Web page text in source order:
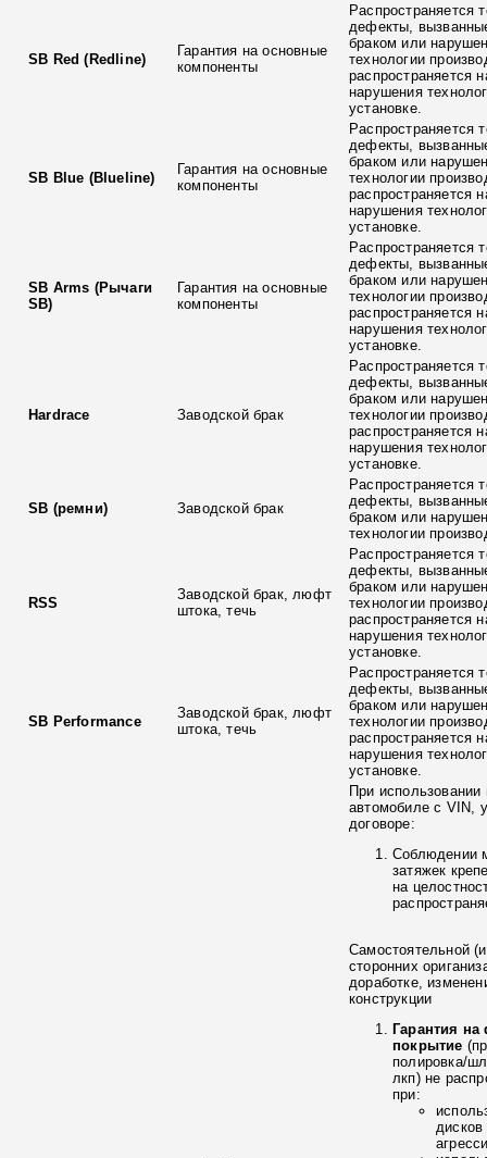
SB Red (Redline)
Гарантия на основные
компоненты
Распространяется
дефекты,
браком или
технологии
распространяется
нарушения
установке.
SB Blue (Blueline)
Гарантия на основные
компоненты
Распространяется
дефекты,
браком или
технологии
распространяется
нарушения
установке.
SB Arms (Рычаги
SB)
Гарантия на основные
компоненты
Распространяется
дефекты,
браком или
технологии
распространяется
нарушения
установке.
Hardrace Заводской брак
Распространяется
дефекты,
браком или
технологии
распространяется
нарушения
установке.
SB (ремни) Заводской брак
Распространяется
дефекты,
браком или
технологии
RSS
Заводской брак, люфт
штока, течь
Распространяется
дефекты,
браком или
технологии
распространяется
нарушения
установке.
SB Performance
Заводской брак, люфт
штока, течь
Распространяется
дефекты,
браком или
технологии
распространяется
нарушения
установке.
При использовании
автомобиле с VIN,
договоре:
Соблюдении
затяжек
на
Самостоятельной
сторонних
доработке,
конструкции
Гарантия
покрытие
полировка/
лкп) не
при: